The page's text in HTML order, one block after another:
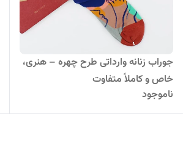
جوراب زنانه وارداتی طرح چهره – هنری،
خاص و کاملاً متفاوت
ناموجود